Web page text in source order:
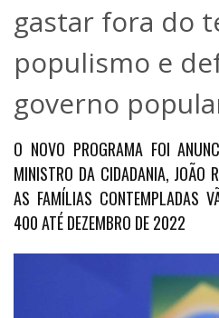
gastar fora do
populismo e
governo
O NOVO PROGRAMA FOI
MINISTRO DA CIDADANIA, JOÃO
AS FAMÍLIAS CONTEMPLADAS
400 ATÉ DEZEMBRO DE 2022